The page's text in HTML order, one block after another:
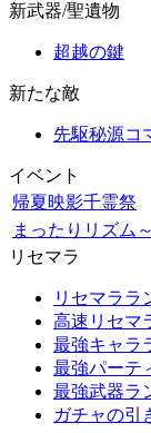
新武器/聖遺物
超越の鍵
新たな敵
先駆秘源コ
イベント
帰夏映影千霊祭
まったりリズム～
リセマラ
リセマララ
高速リセマ
最強キャラ
最強パーテ
最強武器ラ
ガチャの引